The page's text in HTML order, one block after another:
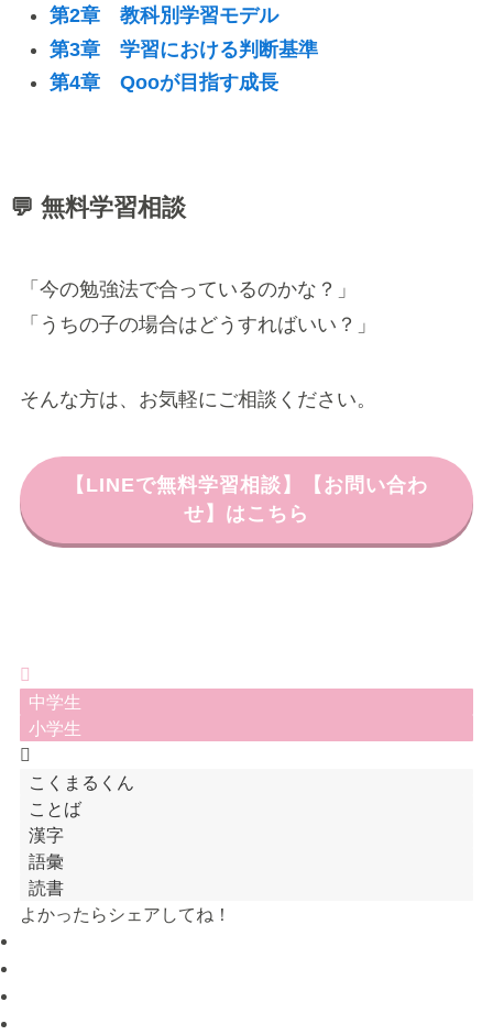
第2章 教科別学習モデル
第3章 学習における判断基準
第4章 Qooが目指す成長
💬 無料学習相談
「今の勉強法で合っているのかな？」
「うちの子の場合はどうすればいい？」
そんな方は、お気軽にご相談ください。
【LINEで無料学習相談】【お問い合わ
せ】はこちら
中学生
小学生
こくまるくん
ことば
漢字
語彙
読書
よかったらシェアしてね！